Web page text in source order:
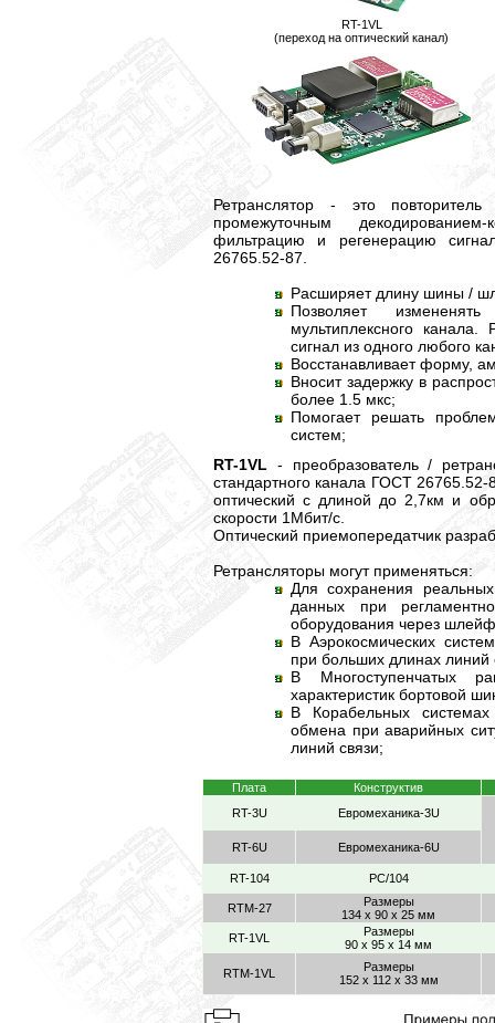
RT-1VL
(переход на оптический канал)
Ретранслятор - это
промежуточным
фильтрацию и регенерацию
26765.52-87.
Расширяет длину шины /
Позволяет
мультиплексного канала.
сигнал из одного любого
Восстанавливает форму,
Вносит задержку в
более 1.5 мкс;
Помогает решать
систем;
RT-1VL - преобразователь /
стандартного канала ГОСТ
оптический с длиной до 2,7км и
скорости 1Мбит/с.
Оптический приемопередатчик
Ретрансляторы могут применяться:
Для сохранения
данных при
оборудования через
В Аэрокосмических
при больших длинах линий
В Многоступенчатых
характеристик бортовой
В Корабельных
обмена при аварийных
линий связи;
Плата
Конструктив
RT-3U
Евромеханика-3U
RT-6U Евромеханика-6U
RT-104 РС/104
RTM-27
Размеры
134 x 90 x 25 мм
RT-1VL
Размеры
90 x 95 x 14 мм
RTM-1VL
Размеры
152 x 112 x 33 мм